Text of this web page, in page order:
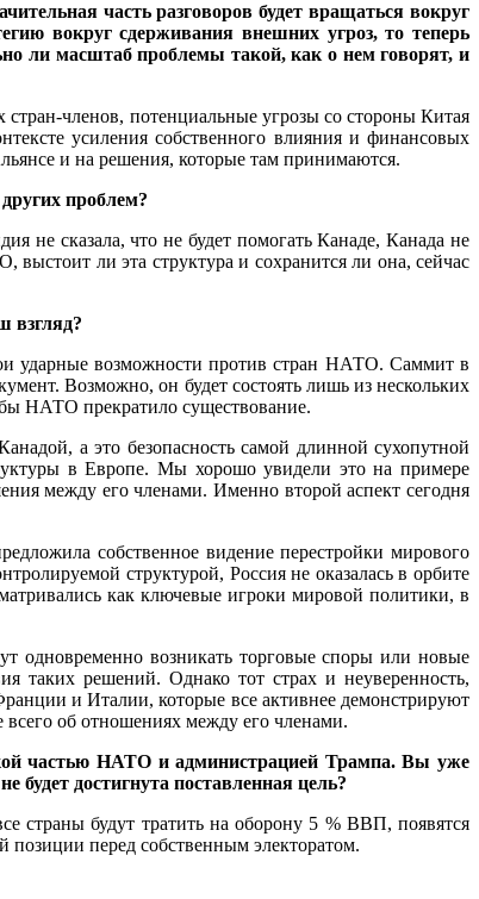
часть разговоров будет вращаться вокруг
вокруг сдерживания внешних угроз, то теперь
ли масштаб проблемы такой, как о нем говорят, и
членов, потенциальные угрозы со стороны Китая
усиления собственного влияния и финансовых
и на решения, которые там принимаются.
проблем?
не сказала, что не будет помогать Канаде, Канада не
ли эта структура и сохранится ли она, сейчас
взгляд?
ударные возможности против стран НАТО. Саммит в
Возможно, он будет состоять лишь из нескольких
НАТО прекратило существование.
а это безопасность самой длинной сухопутной
в Европе. Мы хорошо увидели это на примере
между его членами. Именно второй аспект сегодня
собственное видение перестройки мирового
структурой, Россия не оказалась в орбите
как ключевые игроки мировой политики, в
одновременно возникать торговые споры или новые
таких решений. Однако тот страх и неуверенность,
и Италии, которые все активнее демонстрируют
об отношениях между его членами.
частью НАТО и администрацией Трампа. Вы уже
достигнута поставленная цель?
страны будут тратить на оборону 5 % ВВП, появятся
перед собственным электоратом.